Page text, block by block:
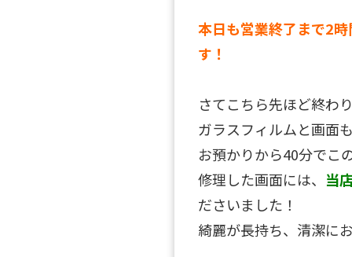
本日も営業終了まで2
す！
さてこちら先ほど終わ
ガラスフィルムと画面
お預かりから40分でこ
修理した画面には、 当
ださいました！
綺麗が長持ち、清潔に